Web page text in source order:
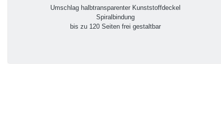
Umschlag halbtransparenter Kunststoffdeckel
Spiralbindung
bis zu 120 Seiten frei gestaltbar